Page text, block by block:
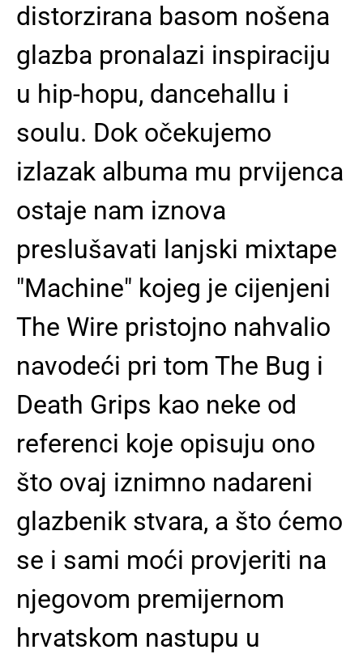
distorzirana basom nošena
glazba pronalazi inspiraciju
u hip-hopu, dancehallu i
soulu. Dok očekujemo
izlazak albuma mu prvijenca
ostaje nam iznova
preslušavati lanjski mixtape
"Machine" kojeg je cijenjeni
The Wire pristojno nahvalio
navodeći pri tom The Bug i
Death Grips kao neke od
referenci koje opisuju ono
što ovaj iznimno nadareni
glazbenik stvara, a što ćemo
se i sami moći provjeriti na
njegovom premijernom
hrvatskom nastupu u